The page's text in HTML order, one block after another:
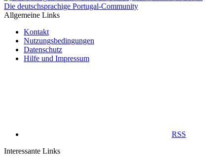
Die deutschsprachige Portugal-Community
Allgemeine Links
Kontakt
Nutzungsbedingungen
Datenschutz
Hilfe und Impressum
RSS
Interessante Links